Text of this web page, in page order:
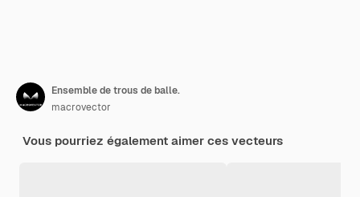
Ensemble de trous de balle.
macrovector
Vous pourriez également aimer ces vecteurs